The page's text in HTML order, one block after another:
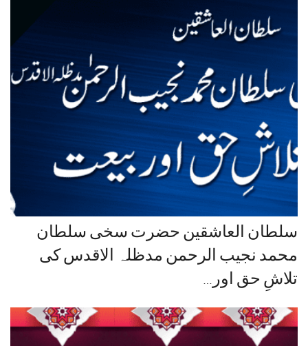
سلطان العاشقین حضرت سخی سلطان
محمد نجیب الرحمن مدظلہ الاقدس کی
تلاشِ حق اور…